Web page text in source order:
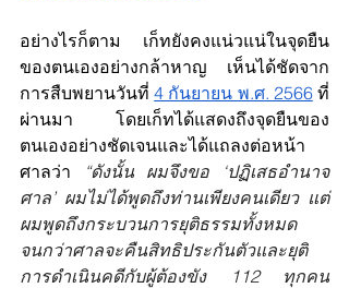
อย่างไรก็ตาม เก็ทยังคงแน่วแน่ในจุดยืน
ของตนเองอย่างกล้าหาญ เห็นได้ชัดจาก
การสืบพยานวันที่ 4 กันยายน พ.ศ. 2566 ที่
ผ่านมา โดยเก็ทได้แสดงถึงจุดยืนของ
ตนเองอย่างชัดเจนและได้แถลงต่อหน้า
ศาลว่า
“ดังนั้น ผมจึงขอ ‘ปฏิเสธอำนาจ
ศาล’ ผมไม่ได้พูดถึงท่านเพียงคนเดียว แต่
ผมพูดถึงกระบวนการยุติธรรมทั้งหมด
จนกว่าศาลจะคืนสิทธิประกันตัวและยุติ
การดำเนินคดีกับผู้ต้องขัง 112 ทุกคน